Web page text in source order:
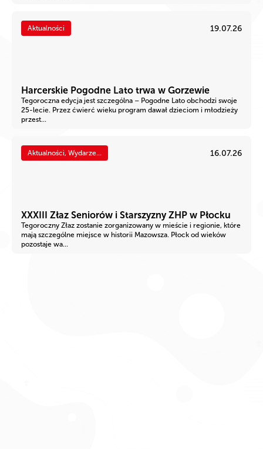
Aktualności 19.07.26
Harcerskie Pogodne Lato trwa w Gorzewie
Tegoroczna edycja jest szczególna – Pogodne Lato obchodzi swoje
25-lecie. Przez ćwierć wieku program dawał dzieciom i młodzieży
przest...
Aktualności, Wydarze... 16.07.26
XXXIII Złaz Seniorów i Starszyzny ZHP w Płocku
Tegoroczny Złaz zostanie zorganizowany w mieście i regionie, które
mają szczególne miejsce w historii Mazowsza. Płock od wieków
pozostaje wa...